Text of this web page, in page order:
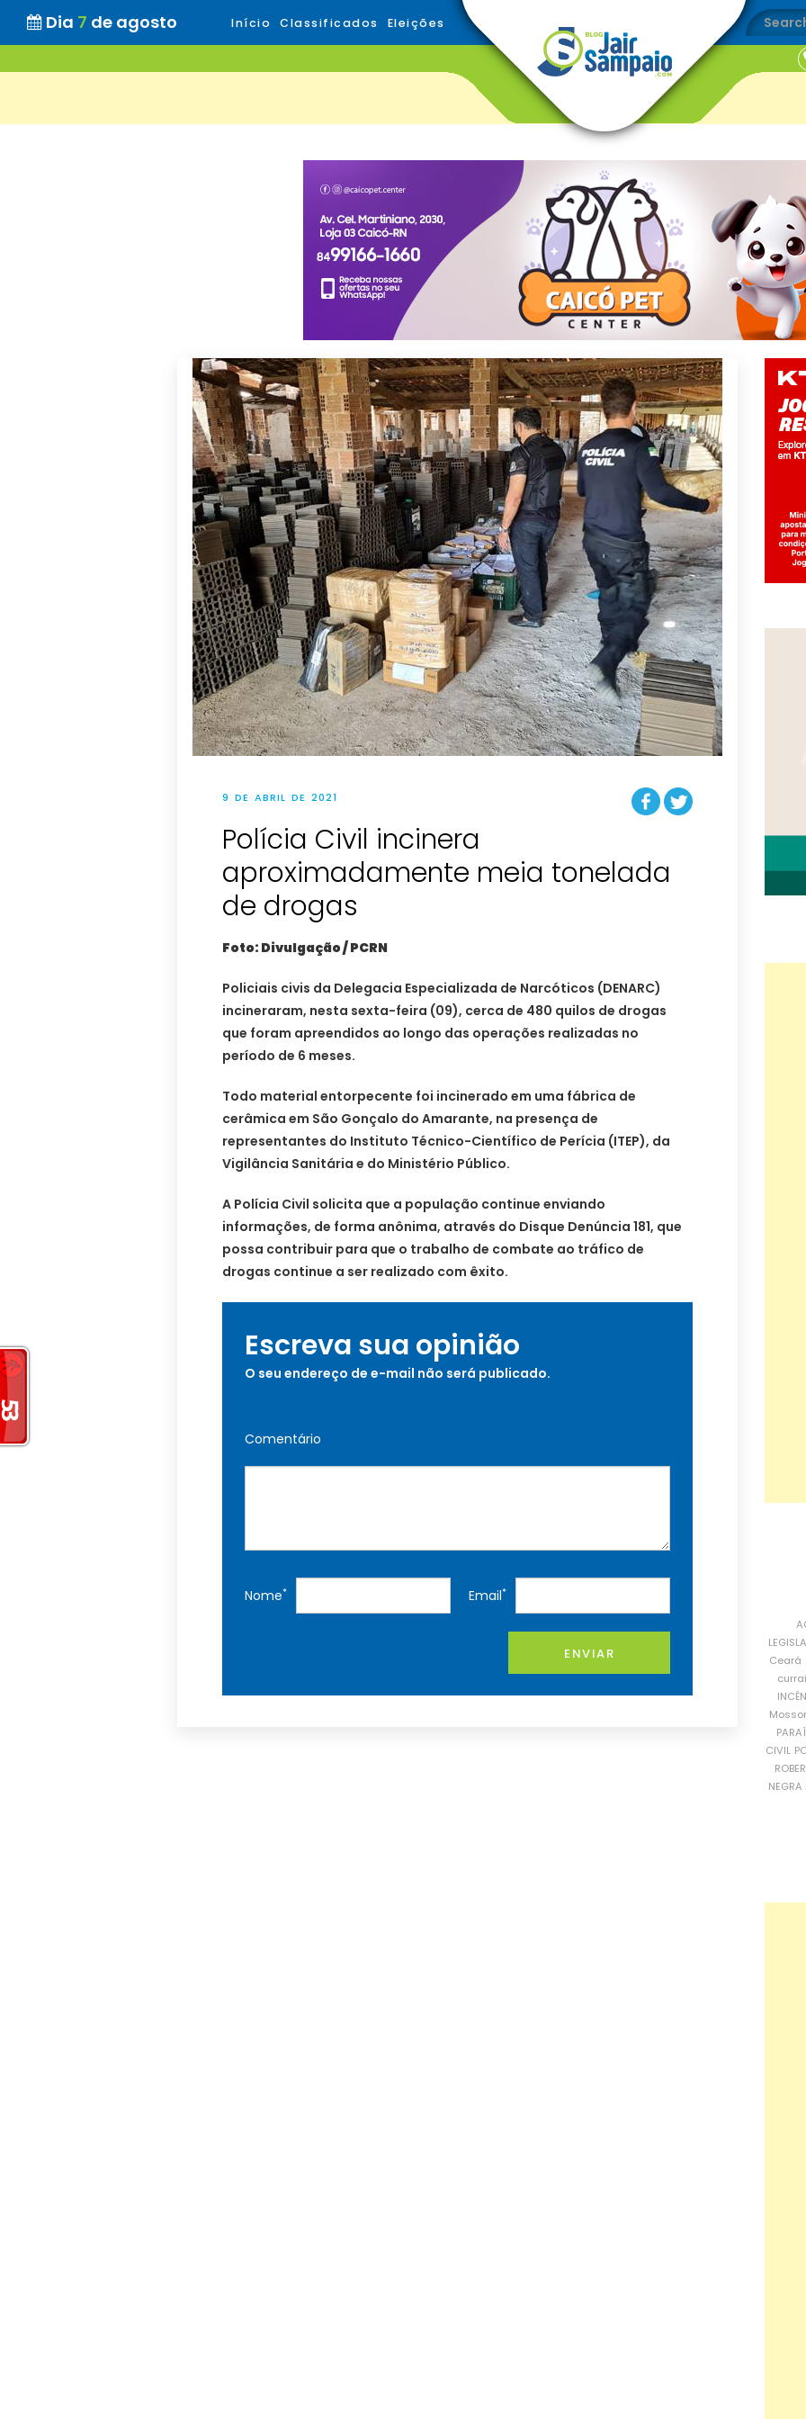
Dia 7 de agosto Início Classificados Eleições
9 DE ABRIL DE 2021
Polícia Civil incinera
aproximadamente meia tonelada
de drogas
Foto: Divulgação / PCRN
Policiais civis da Delegacia Especializada de Narcóticos (DENARC)
incineraram, nesta sexta-feira (09), cerca de 480 quilos de drogas
que foram apreendidos ao longo das operações realizadas no
período de 6 meses.
Todo material entorpecente foi incinerado em uma fábrica de
cerâmica em São Gonçalo do Amarante, na presença de
representantes do Instituto Técnico-Científico de Perícia (ITEP), da
Vigilância Sanitária e do Ministério Público.
A Polícia Civil solicita que a população continue enviando
informações, de forma anônima, através do Disque Denúncia 181, que
possa contribuir para que o trabalho de combate ao tráfico de
drogas continue a ser realizado com êxito.
Escreva sua opinião
O seu endereço de e-mail não será publicado.
Comentário
Nome* Email*
ENVIAR
Ceará
CIVIL
NEGRA